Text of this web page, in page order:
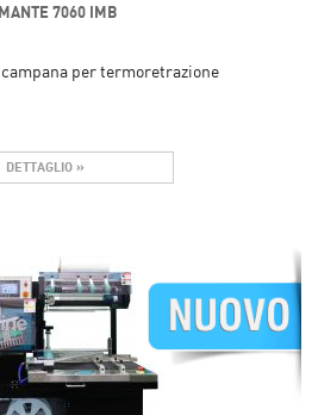
7060 IMB
per termoretrazione
DETTAGLIO »